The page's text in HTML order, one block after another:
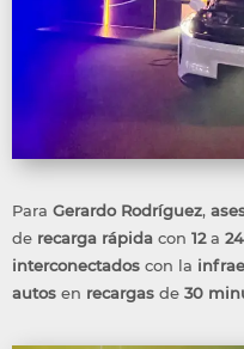
Para Gerardo Rodríguez,
de recarga rápida con 12a 24
interconectados con la
autos en recargas de 30